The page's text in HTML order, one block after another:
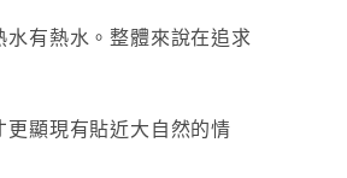
有熱水。整體來說在追求
顯現有貼近大自然的情